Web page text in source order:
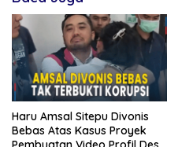
Haru Amsal Sitepu Divonis
Bebas Atas Kasus Proyek